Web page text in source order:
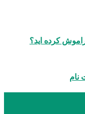
کرده اید؟
نام